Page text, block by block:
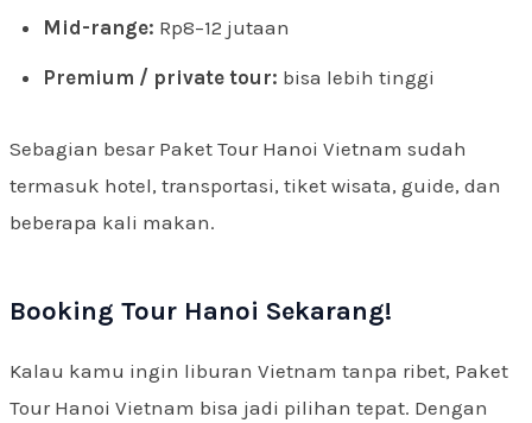
Mid-range: Rp8–12 jutaan
Premium / private tour: bisa lebih tinggi
Sebagian besar Paket Tour Hanoi Vietnam sudah
termasuk hotel, transportasi, tiket wisata, guide, dan
beberapa kali makan.
Booking Tour Hanoi Sekarang!
Kalau kamu ingin liburan Vietnam tanpa ribet, Paket
Tour Hanoi Vietnam bisa jadi pilihan tepat. Dengan